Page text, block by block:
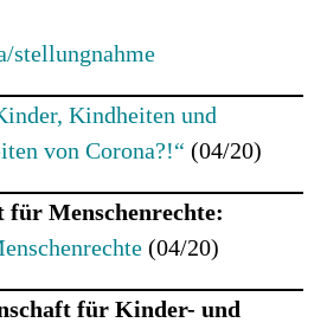
stellungnahme
Kindheiten und
von Corona?!“ (04/20)
für Menschenrechte:
(04/20)
für Kinder- und